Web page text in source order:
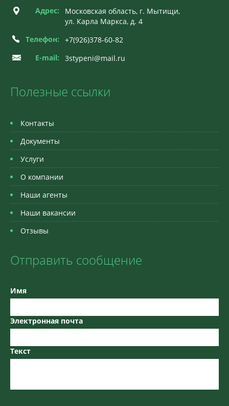
Адрес:
Московская область, г. Мытищи,
ул. Карла Маркса, д. 4
Телефон:
+7(926)378-60-82
E-mail:
3stypeni@mail.ru
Полезные ссылки
Контакты
Документы
Услуги
О компании
Наши агенты
Наши вакансии
Отзывы
Отправить сообщение
Имя
Электронная почта
Текст